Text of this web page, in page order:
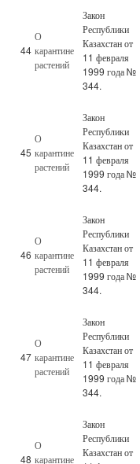
44
О
карантине
растений
Закон
Республики
Казахстан от
11 февраля
1999 года №
344.
45
О
карантине
растений
Закон
Республики
Казахстан от
11 февраля
1999 года №
344.
46
О
карантине
растений
Закон
Республики
Казахстан от
11 февраля
1999 года №
344.
47
О
карантине
растений
Закон
Республики
Казахстан от
11 февраля
1999 года №
344.
48
О
карантине
Закон
Республики
Казахстан от